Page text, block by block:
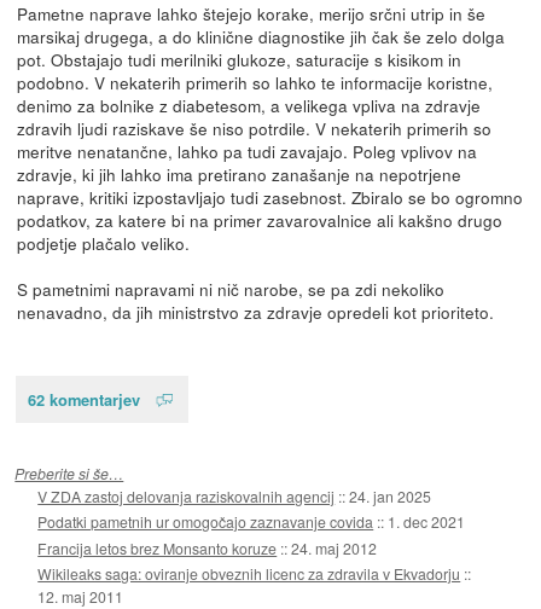
Pametne naprave lahko štejejo korake, merijo srčni utrip in še
marsikaj drugega, a do klinične diagnostike jih čak še zelo dolga
pot. Obstajajo tudi merilniki glukoze, saturacije s kisikom in
podobno. V nekaterih primerih so lahko te informacije koristne,
denimo za bolnike z diabetesom, a velikega vpliva na zdravje
zdravih ljudi raziskave še niso potrdile. V nekaterih primerih so
meritve nenatančne, lahko pa tudi zavajajo. Poleg vplivov na
zdravje, ki jih lahko ima pretirano zanašanje na nepotrjene
naprave, kritiki izpostavljajo tudi zasebnost. Zbiralo se bo ogromno
podatkov, za katere bi na primer zavarovalnice ali kakšno drugo
podjetje plačalo veliko.
S pametnimi napravami ni nič narobe, se pa zdi nekoliko
nenavadno, da jih ministrstvo za zdravje opredeli kot prioriteto.
62 komentarjev
Preberite si še…
V ZDA zastoj delovanja raziskovalnih agencij ::24. jan 2025
Podatki pametnih ur omogočajo zaznavanje covida :: 1. dec 2021
Francija letos brez Monsanto koruze ::24. maj 2012
Wikileaks saga: oviranje obveznih licenc za zdravila v Ekvadorju ::
12. maj 2011